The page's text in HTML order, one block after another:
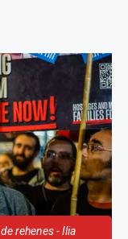
rehenes - Ilia